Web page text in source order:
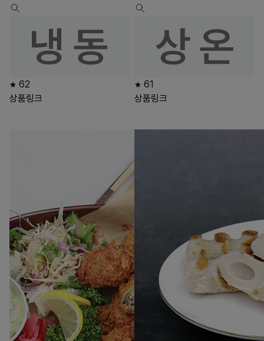
62
상품링크
61
상품링크